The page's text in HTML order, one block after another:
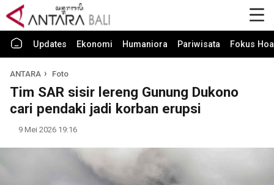
Updates Ekonomi Humaniora Pariwisata Fokus
ANTARA Foto
Tim SAR sisir lereng Gunung Dukono
cari pendaki jadi korban erupsi
9 Mei 2026 19:16